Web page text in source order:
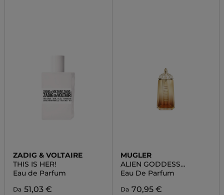
ZADIG & VOLTAIRE
THIS IS HER!
Eau de Parfum
Da 51,03 €
MUGLER
ALIEN GODDESS
INTENSE
Eau De Parfum
Da 70,95 €